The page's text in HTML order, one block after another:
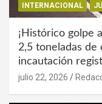
INTERNACIONAL
¡Histórico golpe
2,5 toneladas de
incautación
julio 22, 2026